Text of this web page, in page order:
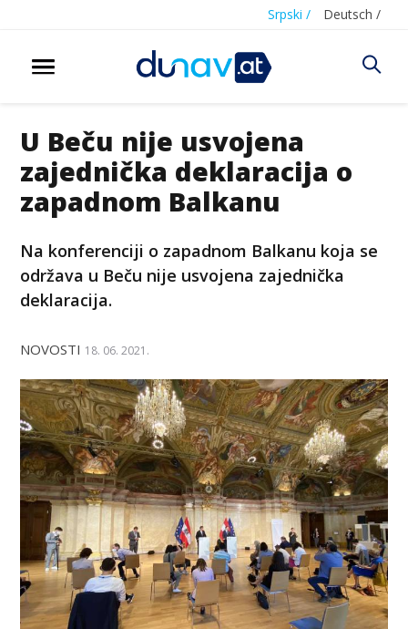
Srpski / Deutsch /
U Beču nije usvojena
zajednička deklaracija o
zapadnom Balkanu
Na konferenciji o zapadnom Balkanu koja se
održava u Beču nije usvojena zajednička
deklaracija.
NOVOSTI 18. 06. 2021.